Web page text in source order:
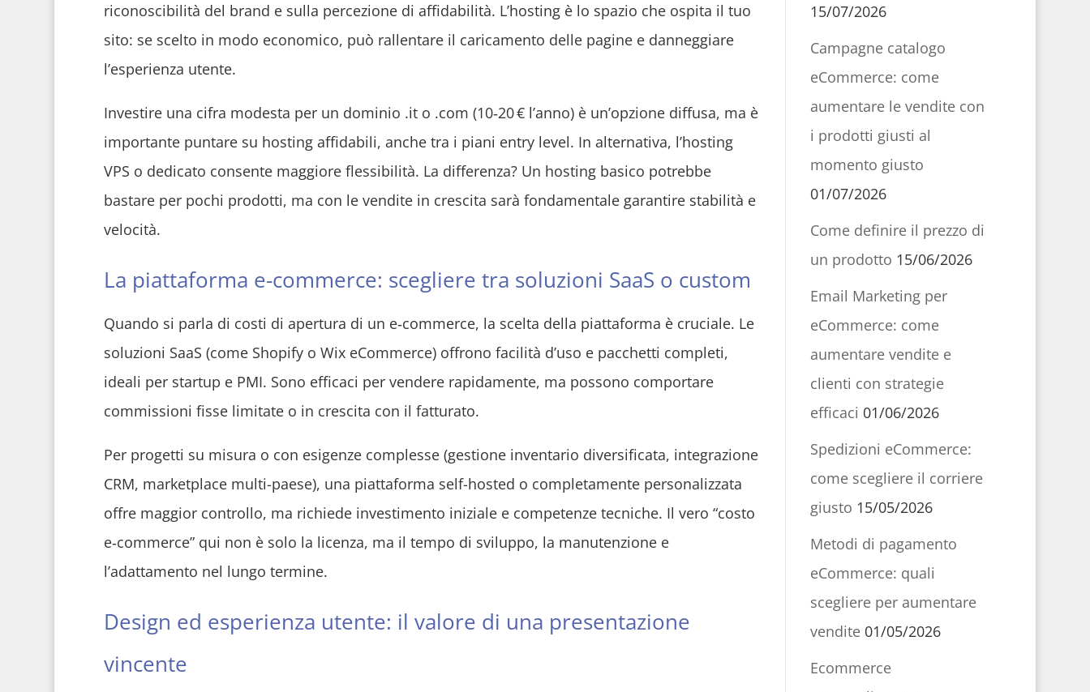
riconoscibilità del brand e sulla percezione di affidabilità. L’hosting è lo spazio che ospita il tuo
sito: se scelto in modo economico, può rallentare il caricamento delle pagine e danneggiare
l’esperienza utente.
Investire una cifra modesta per un dominio .it o .com (10‑20 € l’anno) è un’opzione diffusa, ma è
importante puntare su hosting affidabili, anche tra i piani entry level. In alternativa, l’hosting
VPS o dedicato consente maggiore flessibilità. La differenza? Un hosting basico potrebbe
bastare per pochi prodotti, ma con le vendite in crescita sarà fondamentale garantire stabilità e
velocità.
La piattaforma e-commerce: scegliere tra soluzioni SaaS o custom
Quando si parla di costi di apertura di un e‑commerce, la scelta della piattaforma è cruciale. Le
soluzioni SaaS (come Shopify o Wix eCommerce) offrono facilità d’uso e pacchetti completi,
ideali per startup e PMI. Sono efficaci per vendere rapidamente, ma possono comportare
commissioni fisse limitate o in crescita con il fatturato.
Per progetti su misura o con esigenze complesse (gestione inventario diversificata, integrazione
CRM, marketplace multi-paese), una piattaforma self-hosted o completamente personalizzata
offre maggior controllo, ma richiede investimento iniziale e competenze tecniche. Il vero “costo
e‑commerce” qui non è solo la licenza, ma il tempo di sviluppo, la manutenzione e
l’adattamento nel lungo termine.
Design ed esperienza utente: il valore di una presentazione
vincente
15/07/2026
Campagne catalogo
eCommerce: come
aumentare le vendite con
i prodotti giusti al
momento giusto
01/07/2026
Come definire il prezzo di
un prodotto 15/06/2026
Email Marketing per
eCommerce: come
aumentare vendite e
clienti con strategie
efficaci 01/06/2026
Spedizioni eCommerce:
come scegliere il corriere
giusto 15/05/2026
Metodi di pagamento
eCommerce: quali
scegliere per aumentare
vendite 01/05/2026
Ecommerce